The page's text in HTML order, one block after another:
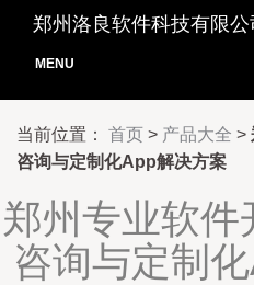
郑州洛良软件科技有限公
MENU
当前位置： 首页 > 产品大全 >
咨询与定制化App解决方案
郑州专业软件
咨询与定制